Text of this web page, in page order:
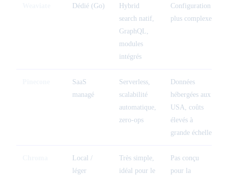
Dédié (Go)
Hybrid
search natif,
GraphQL,
modules
intégrés
Configuration
plus complexe
SaaS
managé
Serverless,
scalabilité
automatique,
zero-ops
Données
hébergées aux
USA, coûts
élevés à
grande échelle
Local /
léger
Très simple,
idéal pour le
Pas conçu
pour la